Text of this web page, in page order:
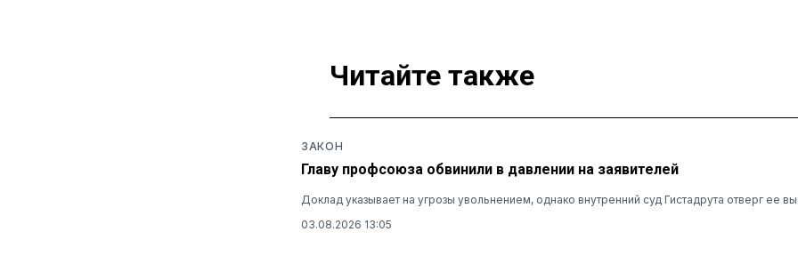
Читайте также
ЗАКОН
Главу профсоюза обвинили в давлении на заявителей
Доклад указывает на угрозы увольнением, однако внутренний суд Гистадрута отверг ее
03.08.2026 13:05